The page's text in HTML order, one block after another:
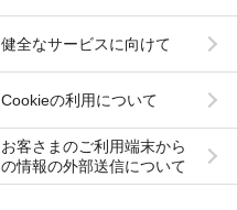
健全なサービスに向けて
Cookieの利用について
お客さまのご利用端末から
の情報の外部送信について